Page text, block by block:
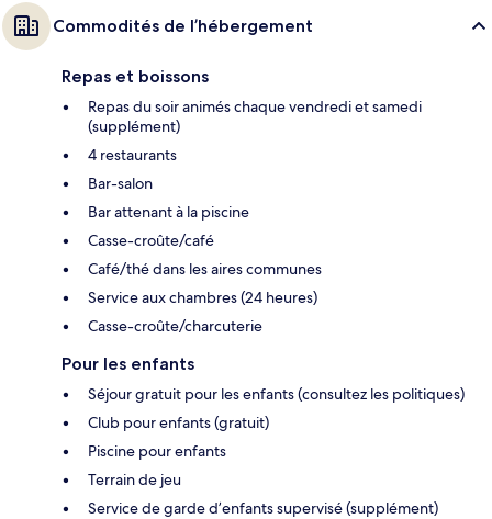
Commodités de l’hébergement
Repas et boissons
Repas du soir animés chaque vendredi et samedi
(supplément)
4 restaurants
Bar-salon
Bar attenant à la piscine
Casse-croûte/café
Café/thé dans les aires communes
Service aux chambres (24 heures)
Casse-croûte/charcuterie
Pour les enfants
Séjour gratuit pour les enfants (consultez les politiques)
Club pour enfants (gratuit)
Piscine pour enfants
Terrain de jeu
Service de garde d’enfants supervisé (supplément)